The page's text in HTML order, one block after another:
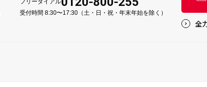
フリーダイアル
受付時間 8:30〜17:30（土・日・祝・年末年始を除く）
全